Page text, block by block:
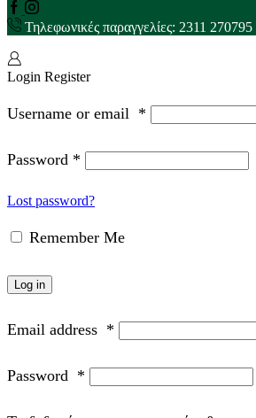
Facebook
Instagram
Τηλεφωνικές παραγγελίες: 2311 270795
Login Register
Username or email *
Password *
Lost password?
Remember Me
Log in
Email address *
Password *